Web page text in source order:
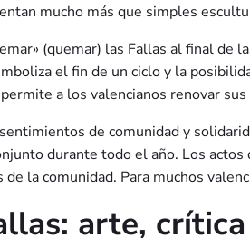
mucho más que simples
(quemar) las Fallas al final de
el fin de un ciclo y la
a los valencianos renovar
de comunidad y
durante todo el año. Los
la comunidad. Para muchos
arte,